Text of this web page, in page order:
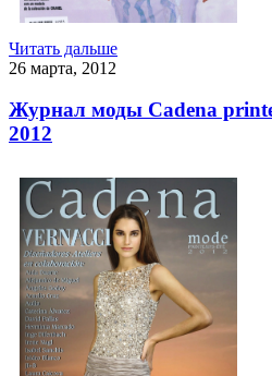
Читать дальше
26 марта, 2012
Журнал моды Cadena
2012